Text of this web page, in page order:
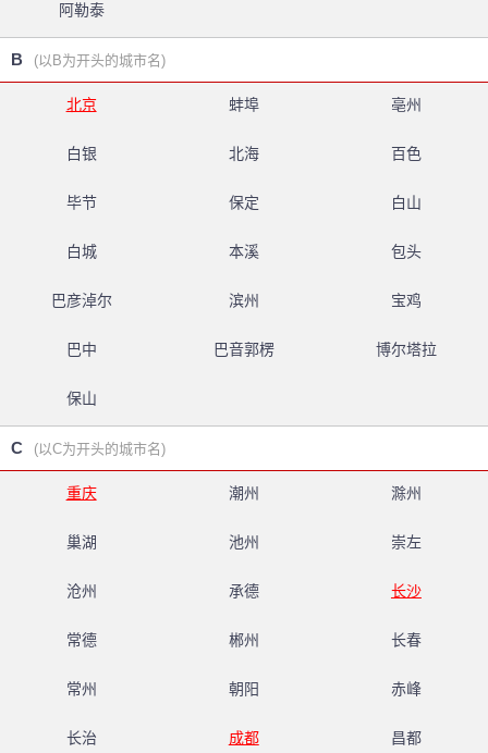
阿勒泰
B (以B为开头的城市名)
北京 蚌埠 亳州
白银 北海 百色
毕节 保定 白山
白城 本溪 包头
巴彦淖尔 滨州 宝鸡
巴中 巴音郭楞 博尔塔拉
保山
C (以C为开头的城市名)
重庆 潮州 滁州
巢湖 池州 崇左
沧州 承德 长沙
常德 郴州 长春
常州 朝阳 赤峰
长治 成都 昌都